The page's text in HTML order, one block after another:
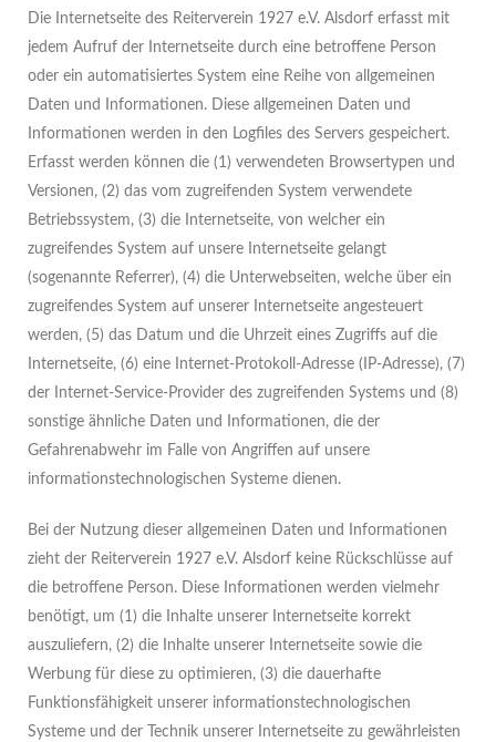
Die Internetseite des Reiterverein 1927 e.V. Alsdorf erfasst mit
jedem Aufruf der Internetseite durch eine betroffene Person
oder ein automatisiertes System eine Reihe von allgemeinen
Daten und Informationen. Diese allgemeinen Daten und
Informationen werden in den Logfiles des Servers gespeichert.
Erfasst werden können die (1) verwendeten Browsertypen und
Versionen, (2) das vom zugreifenden System verwendete
Betriebssystem, (3) die Internetseite, von welcher ein
zugreifendes System auf unsere Internetseite gelangt
(sogenannte Referrer), (4) die Unterwebseiten, welche über ein
zugreifendes System auf unserer Internetseite angesteuert
werden, (5) das Datum und die Uhrzeit eines Zugriffs auf die
Internetseite, (6) eine Internet-Protokoll-Adresse (IP-Adresse), (7)
der Internet-Service-Provider des zugreifenden Systems und (8)
sonstige ähnliche Daten und Informationen, die der
Gefahrenabwehr im Falle von Angriffen auf unsere
informationstechnologischen Systeme dienen.
Bei der Nutzung dieser allgemeinen Daten und Informationen
zieht der Reiterverein 1927 e.V. Alsdorf keine Rückschlüsse auf
die betroffene Person. Diese Informationen werden vielmehr
benötigt, um (1) die Inhalte unserer Internetseite korrekt
auszuliefern, (2) die Inhalte unserer Internetseite sowie die
Werbung für diese zu optimieren, (3) die dauerhafte
Funktionsfähigkeit unserer informationstechnologischen
Systeme und der Technik unserer Internetseite zu gewährleisten